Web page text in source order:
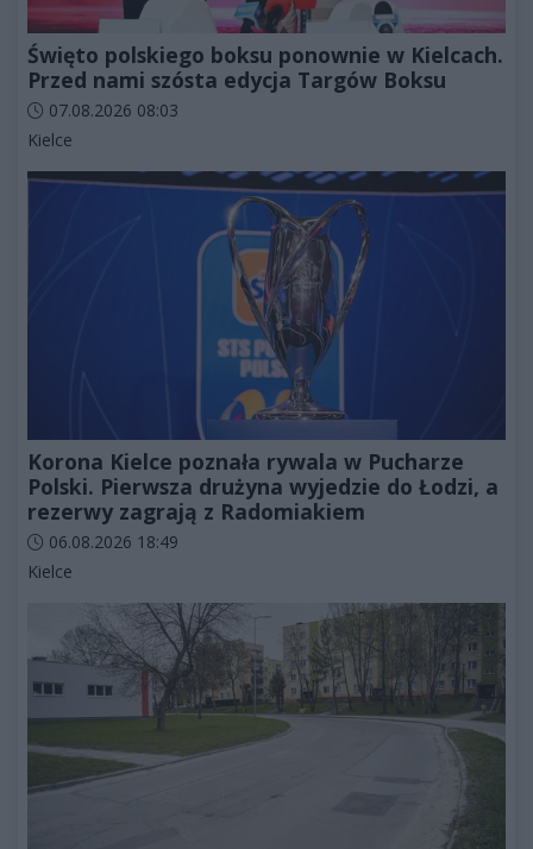
Święto polskiego boksu ponownie w Kielcach.
Przed nami szósta edycja Targów Boksu
Data dodania artykułu:
07.08.2026 08:03
Kategorie artykułu:
Kielce
Korona Kielce poznała rywala w Pucharze
Polski. Pierwsza drużyna wyjedzie do Łodzi, a
rezerwy zagrają z Radomiakiem
Data dodania artykułu:
06.08.2026 18:49
Kategorie artykułu:
Kielce